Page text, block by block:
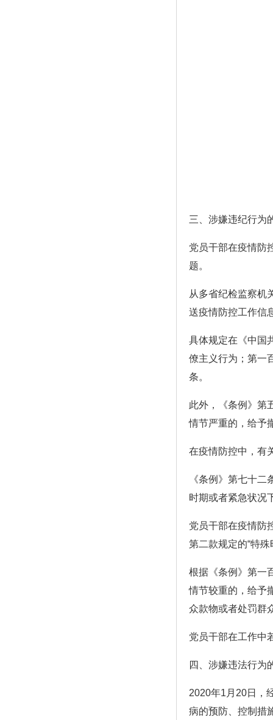
三、涉嫌违纪行为
党员干部在疫情防
题。
从多省纪检监察机
送疫情防控工作信
具体规定在《中国
僚主义行为；第一
条。
此外，《条例》第
情节严重的，给予
在疫情防控中，有
《条例》第七十
时期或者紧急状况
党员干部在疫情防
第二款规定的“特
根据《条例》第一
情节较重的，给予
众款物或者处罚群
党员干部在工作中
四、涉嫌违法行为
2020年1月20日，
病的预防、控制措